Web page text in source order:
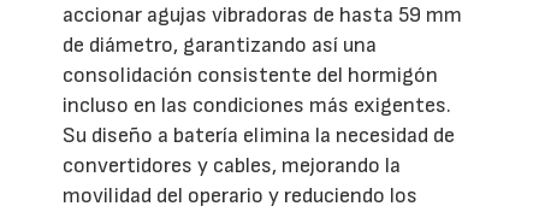
accionar agujas vibradoras de hasta 59 mm
de diámetro, garantizando así una
consolidación consistente del hormigón
incluso en las condiciones más exigentes.
Su diseño a batería elimina la necesidad de
convertidores y cables, mejorando la
movilidad del operario y reduciendo los